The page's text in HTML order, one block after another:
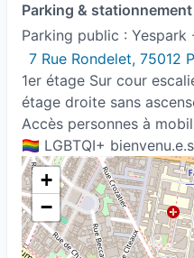
Parking & stationnement
Parking public : Yespark
7 Rue Rondelet, 75012
1er étage Sur cour
étage droite sans
Accès personnes à
🏳️‍🌈 LGBTQI+ bienvenu.e.s
+
−